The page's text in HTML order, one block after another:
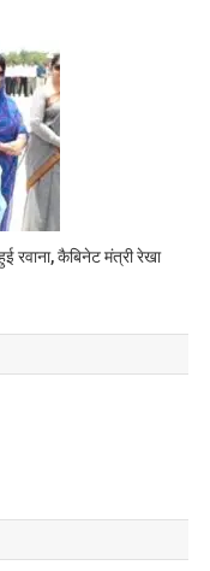
रवाना, कैबिनेट मंत्री रेखा